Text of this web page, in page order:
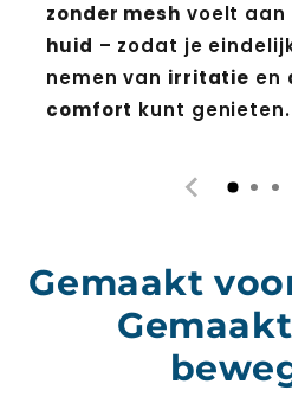
zonder mesh voelt aan
huid – zodat je
nemen van irritatie en
comfort kunt genieten.
Gemaakt